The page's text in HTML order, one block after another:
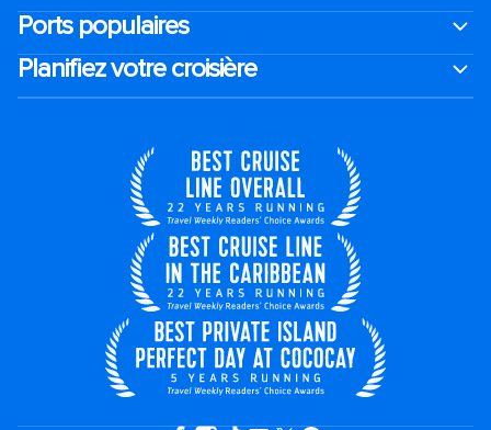
Ports populaires
Planifiez votre croisière